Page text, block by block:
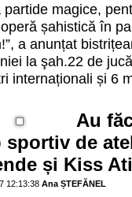
partide magice,
șahistică în
a anunțat
la şah.22 de
internaționali și 6
Au
sportiv de
și Kiss
12:13:38 Ana ȘTEFĂNEL